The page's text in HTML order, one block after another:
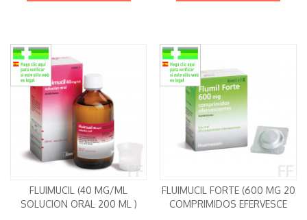
FLUIMUCIL (40 MG/ML
SOLUCION ORAL 200 ML )
FLUIMUCIL FORTE (600 MG 20
COMPRIMIDOS EFERVESCE